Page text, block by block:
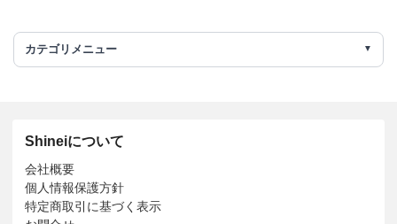
カテゴリメニュー
Shineiについて
会社概要
個人情報保護方針
特定商取引に基づく表示